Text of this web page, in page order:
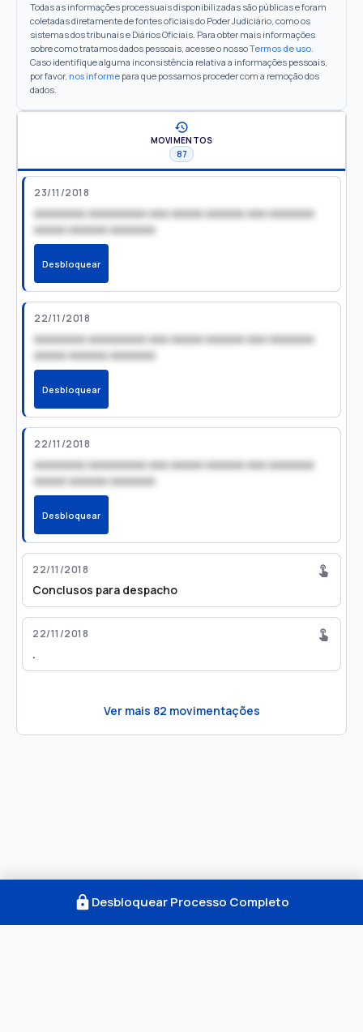
Todas as informações processuais disponibilizadas são públicas e foram
coletadas diretamente de fontes oficiais do Poder Judiciário, como os
sistemas dos tribunais e Diários Oficiais. Para obter mais informações
sobre como tratamos dados pessoais, acesse o nossoTermos de uso.
Caso identifique alguma inconsistência relativa a informações pessoais,
por favor, nos informe para que possamos proceder com a remoção dos
dados.
MOVIMENTOS
87
23/11/2018
xxxxxxxx xxxxxxxxx xxx xxxxx xxxxxx xxx xxxxxxx
xxxxx xxxxxx xxxxxxx
Desbloquear
22/11/2018
xxxxxxxx xxxxxxxxx xxx xxxxx xxxxxx xxx xxxxxxx
xxxxx xxxxxx xxxxxxx
Desbloquear
22/11/2018
xxxxxxxx xxxxxxxxx xxx xxxxx xxxxxx xxx xxxxxxx
xxxxx xxxxxx xxxxxxx
Desbloquear
22/11/2018
Conclusos para despacho
22/11/2018
.
Ver mais 82 movimentações
Desbloquear Processo Completo